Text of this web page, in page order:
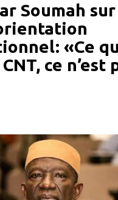
Soumah
«Ce
ce n’est